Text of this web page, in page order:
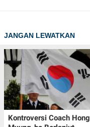
JANGAN LEWATKAN
Kontroversi Coach Hong